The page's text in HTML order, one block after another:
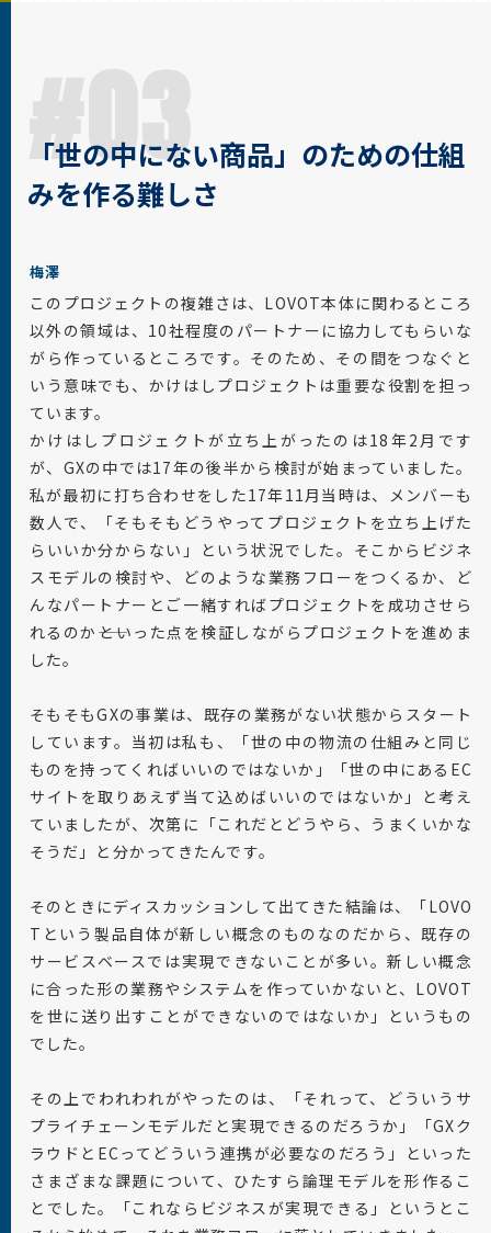
#03
「世の中にない商品」のための仕組
みを作る難しさ
梅澤
このプロジェクトの複雑さは、LOVOT本体に関わるところ
以外の領域は、10社程度のパートナーに協力してもらいな
がら作っているところです。そのため、その間をつなぐと
いう意味でも、かけはしプロジェクトは重要な役割を担っ
ています。
かけはしプロジェクトが立ち上がったのは18年2月です
が、GXの中では17年の後半から検討が始まっていました。
私が最初に打ち合わせをした17年11月当時は、メンバーも
数人で、「そもそもどうやってプロジェクトを立ち上げた
らいいか分からない」という状況でした。そこからビジネ
スモデルの検討や、どのような業務フローをつくるか、ど
んなパートナーとご一緒すればプロジェクトを成功させら
れるのか――といった点を検証しながらプロジェクトを進めま
した。
そもそもGXの事業は、既存の業務がない状態からスタート
しています。当初は私も、「世の中の物流の仕組みと同じ
ものを持ってくればいいのではないか」「世の中にあるEC
サイトを取りあえず当て込めばいいのではないか」と考え
ていましたが、次第に「これだとどうやら、うまくいかな
そうだ」と分かってきたんです。
そのときにディスカッションして出てきた結論は、「LOVO
Tという製品自体が新しい概念のものなのだから、既存の
サービスベースでは実現できないことが多い。新しい概念
に合った形の業務やシステムを作っていかないと、LOVOT
を世に送り出すことができないのではないか」というもの
でした。
その上でわれわれがやったのは、「それって、どういうサ
プライチェーンモデルだと実現できるのだろうか」「GXク
ラウドとECってどういう連携が必要なのだろう」といった
さまざまな課題について、ひたすら論理モデルを形作るこ
とでした。「これならビジネスが実現できる」というとこ